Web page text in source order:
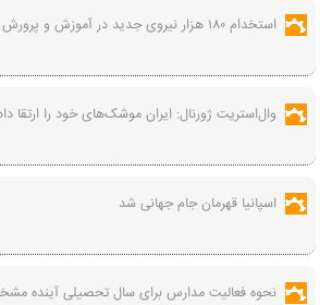
استخدام ۱۸۰ هزار نیروی جدید در آموزش‌ و پرورش
وال‌استریت ژورنال: ایران موشک‌های خود را ارتقا
اسپانیا قهرمان جام جهانی شد
نحوه فعالیت مدارس برای سال تحصیلی آینده